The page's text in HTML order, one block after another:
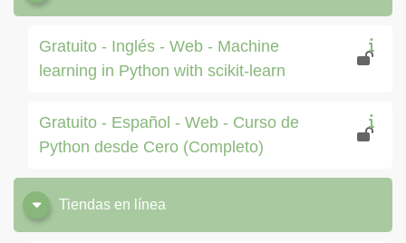
Gratuito - Inglés - Web - Machine
learning in Python with scikit-learn
Gratuito - Español - Web - Curso de
Python desde Cero (Completo)
Tiendas en línea